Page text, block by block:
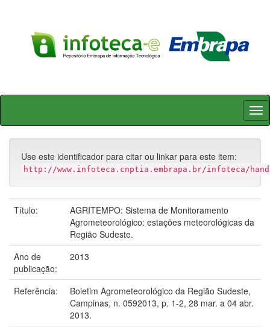
Skip
Use este identificador para citar ou linkar para este item:
http://www.infoteca.cnptia.embrapa.br/infoteca/
Título:
AGRITEMPO: Sistema de Monitoramento
Agrometeorológico: estações meteorológicas da
Região Sudeste.
Ano de
publicação:
2013
Referência:
Boletim Agrometeorológico da Região Sudeste,
Campinas, n. 0592013, p. 1-2, 28 mar. a 04 abr.
2013.